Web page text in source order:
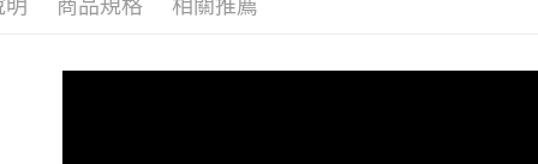
明 商品規格 相關推薦